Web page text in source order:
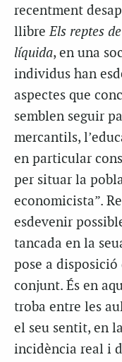
recentment
llibreEls reptes
líquida, en una
individus han
aspectes que
semblen seguir
mercantils,
en particular
per situar la
economicista”.
esdevenir
tancada en la
pose a
conjunt. És en
troba entre les
el seu sentit, en
incidència real i